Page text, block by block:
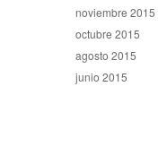
noviembre 2015
octubre 2015
agosto 2015
junio 2015